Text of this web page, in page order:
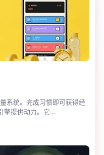
系统。完成习惯即可获得经
擎提供动力。它...